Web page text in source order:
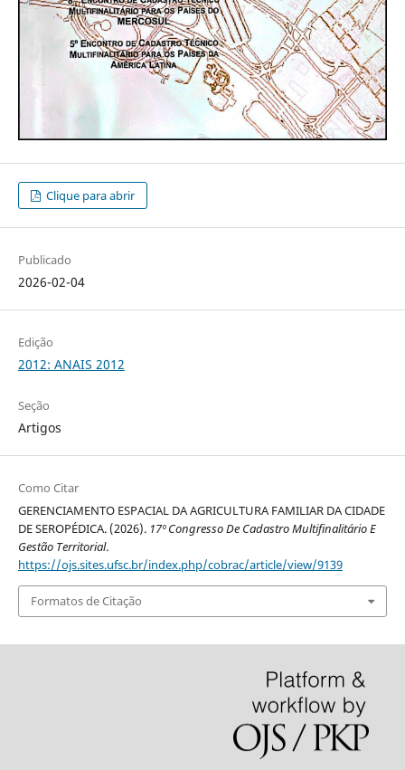
Clique para abrir
Publicado
2026-02-04
Edição
2012: ANAIS 2012
Seção
Artigos
Como Citar
GERENCIAMENTO ESPACIAL DA AGRICULTURA FAMILIAR DA CIDADE
DE SEROPÉDICA. (2026). 17º Congresso De Cadastro Multifinalitário E
Gestão Territorial.
https://ojs.sites.ufsc.br/index.php/cobrac/article/view/9139
Formatos de Citação